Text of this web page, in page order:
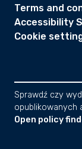
Terms and
Accessibility
Cookie
Sprawdź czy
opublikowanych
Open policy